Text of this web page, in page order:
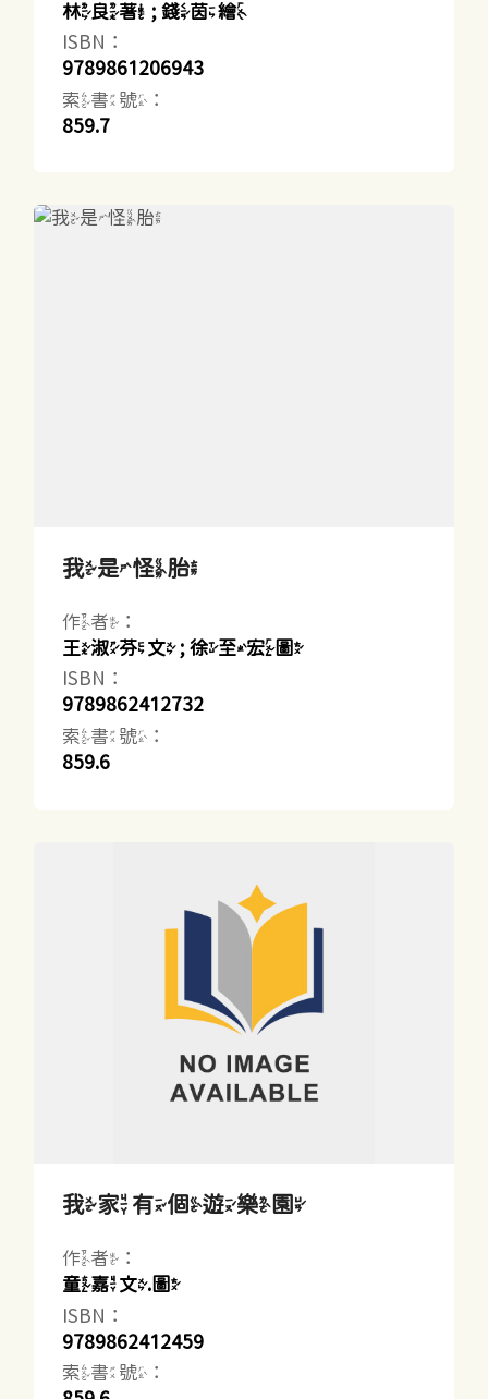
林良著 ; 錢茵繪
ISBN：
9789861206943
索書號：
859.7
我是怪胎
作者：
王淑芬文 ; 徐至宏圖
ISBN：
9789862412732
索書號：
859.6
我家有個遊樂園
作者：
童嘉文.圖
ISBN：
9789862412459
索書號：